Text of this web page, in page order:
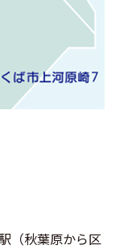
（秋葉原から区